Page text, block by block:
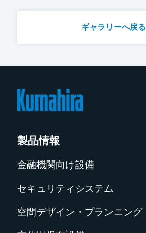
ギャラリーへ戻る
製品情報
金融機関向け設備
セキュリティシステム
空間デザイン・プランニング